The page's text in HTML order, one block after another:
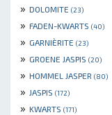
» DOLOMITE (23)
» FADEN-KWARTS (40)
» GARNIÈRITE (23)
» GROENE JASPIS (20)
» HOMMEL JASPER (80)
» JASPIS (172)
» KWARTS (171)